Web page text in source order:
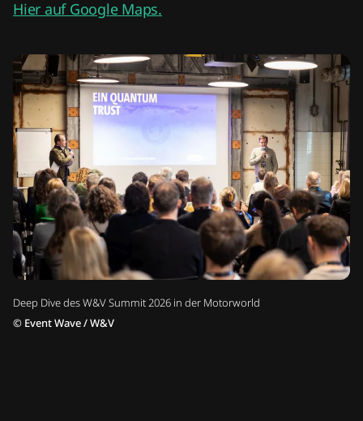
Deep Dive des W&V Summit 2026 in der Motorworld
© Event Wave / W&V
Hier auf Google Maps.